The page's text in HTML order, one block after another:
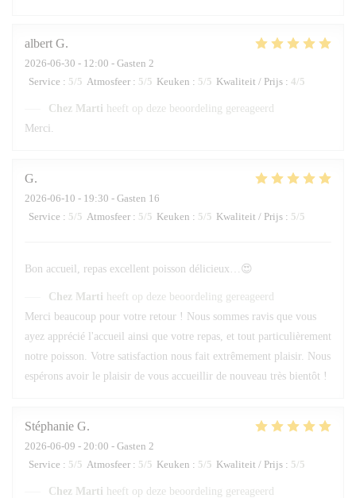
albert G
2026-06-30 - 12:00 - Gasten 2
Service : 5/5 Atmosfeer : 5/5 Keuken : 5/5 Kwaliteit / Prijs : 4/5
Chez Marti heeft op deze beoordeling gereageerd
Merci.
G
2026-06-10 - 19:30 - Gasten 16
Service : 5/5 Atmosfeer : 5/5 Keuken : 5/5 Kwaliteit / Prijs : 5/5
Bon accueil, repas excellent poisson délicieux…😍
Chez Marti heeft op deze beoordeling gereageerd
Merci beaucoup pour votre retour ! Nous sommes ravis que vous
ayez apprécié l'accueil ainsi que votre repas, et tout particulièrement
notre poisson. Votre satisfaction nous fait extrêmement plaisir. Nous
espérons avoir le plaisir de vous accueillir de nouveau très bientôt !
Stéphanie G
2026-06-09 - 20:00 - Gasten 2
Service : 5/5 Atmosfeer : 5/5 Keuken : 5/5 Kwaliteit / Prijs : 5/5
Chez Marti heeft op deze beoordeling gereageerd